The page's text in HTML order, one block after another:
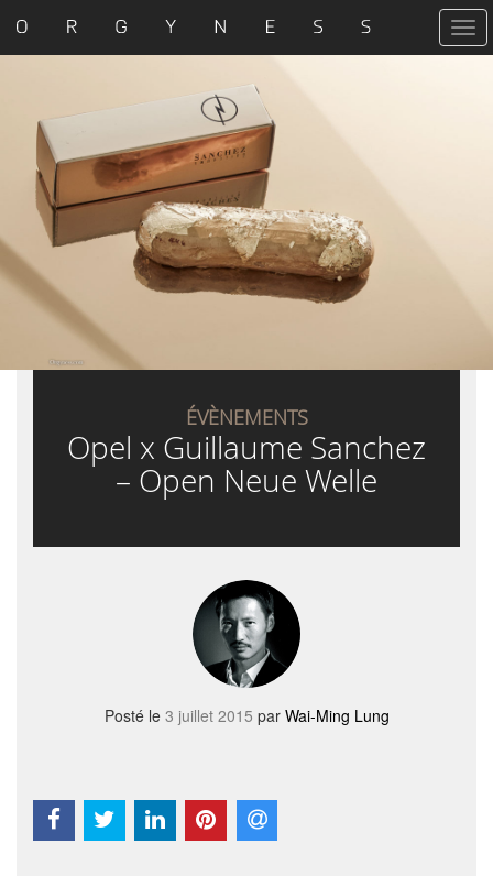
T
o
ÉVÈNEMENTS
Opel x Guillaume Sanchez
– Open Neue Welle
Posté le 3 juillet 2015 par Wai-Ming Lung